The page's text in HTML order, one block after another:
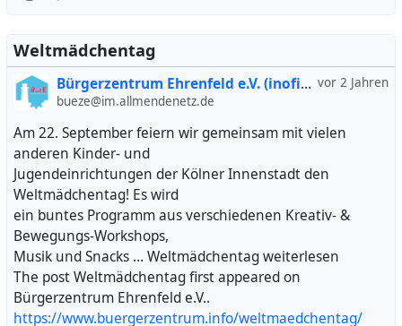
Weltmädchentag
vor 2 Jahren
Bürgerzentrum Ehrenfeld e.V. (inofiziell)
bueze@im.allmendenetz.de
Am 22. September feiern wir gemeinsam mit vielen
anderen Kinder- und
Jugendeinrichtungen der Kölner Innenstadt den
Weltmädchentag! Es wird
ein buntes Programm aus verschiedenen Kreativ- &
Bewegungs-Workshops,
Musik und Snacks … Weltmädchentag weiterlesen
The post Weltmädchentag first appeared on
Bürgerzentrum Ehrenfeld e.V..
https://www.buergerzentrum.info/weltmaedchentag/